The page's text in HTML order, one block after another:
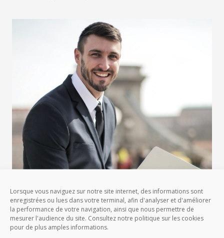
Lorsque vous naviguez sur notre site internet, des informations sont
enregistrées ou lues dans votre terminal, afin d'analyser et d'améliorer
la performance de votre navigation, ainsi que nous permettre de
mesurer l'audience du site. Consultez notre politique sur les cookies
pour de plus amples informations.